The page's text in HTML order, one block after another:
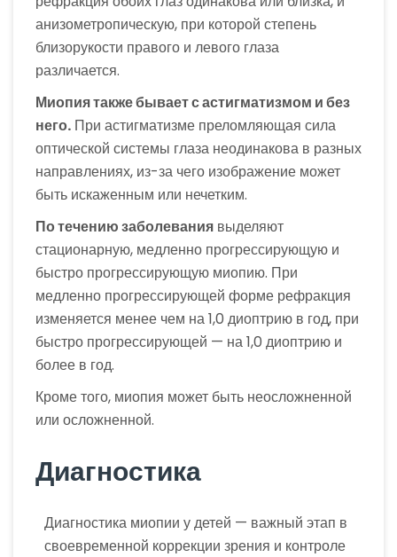
анизометропическую, при которой степень
близорукости правого и левого глаза
различается.
Миопия также бывает с астигматизмом и без
него. При астигматизме преломляющая сила
оптической системы глаза неодинакова в разных
направлениях, из-за чего изображение может
быть искаженным или нечетким.
По течению заболевания выделяют
стационарную, медленно прогрессирующую и
быстро прогрессирующую миопию. При
медленно прогрессирующей форме рефракция
изменяется менее чем на 1,0 диоптрию в год, при
быстро прогрессирующей — на 1,0 диоптрию и
более в год.
Кроме того, миопия может быть неосложненной
или осложненной.
Диагностика
Диагностика миопии у детей — важный этап в
своевременной коррекции зрения и контроле